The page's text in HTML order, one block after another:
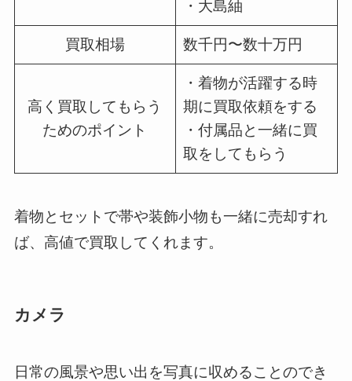
・大島紬
買取相場 数千円〜数十万円
高く買取してもらう
ためのポイント
・着物が活躍する時
期に買取依頼をする
・付属品と一緒に買
取をしてもらう
着物とセットで帯や装飾小物も一緒に売却すれ
ば、高値で買取してくれます。
カメラ
日常の風景や思い出を写真に収めることのでき